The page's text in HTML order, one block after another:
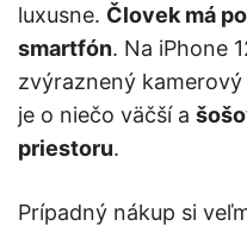
luxusne. Človek má
smartfón. Na iPhone
zvýraznený
je o niečo väčší a
priestoru.
Prípadný nákup si